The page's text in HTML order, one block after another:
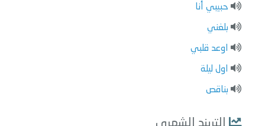
حبيبي أنا
بلغني
اوعد قلبي
اول ليلة
بناقص
التريند الشهري